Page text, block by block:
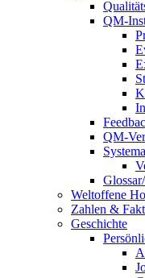
QM-
QM-
Weltoffene
Zahlen &
Geschichte